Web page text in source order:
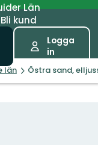
Län
Bli kund
Logga
in
län Östra sand,